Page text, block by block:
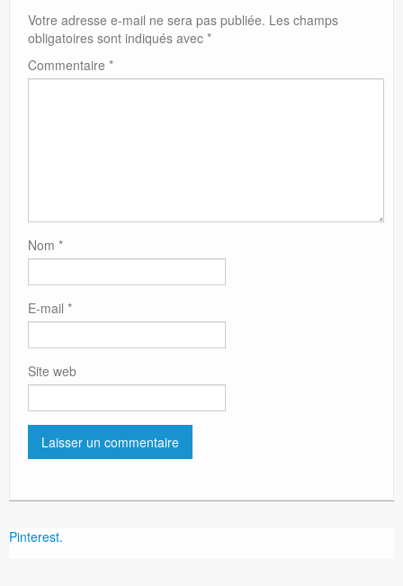
Votre adresse e-mail ne sera pas publiée. Les champs
obligatoires sont indiqués avec *
Commentaire *
Nom *
E-mail *
Site web
Pinterest.